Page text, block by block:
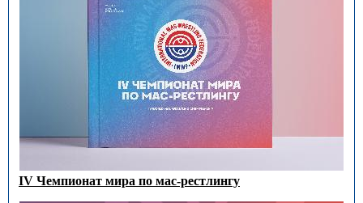
IV Чемпионат мира по мас-рестлингу